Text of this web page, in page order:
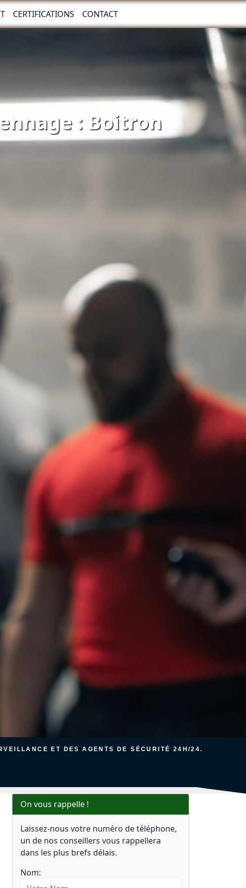
CERTIFICATIONS CONTACT
: Boitron
ET DES AGENTS DE SÉCURITÉ 24H/24.
On vous rappelle !
Laissez-nous votre numéro de téléphone,
un de nos conseillers vous rappellera
dans les plus brefs délais.
Nom: